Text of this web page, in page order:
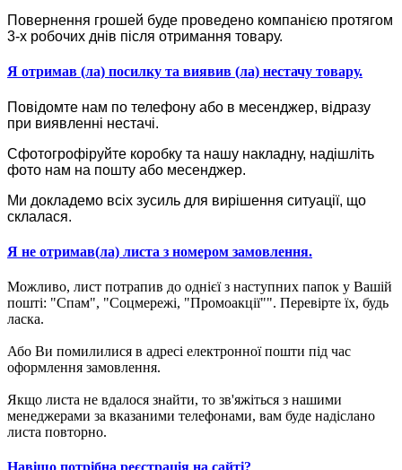
Повернення грошей буде проведено компанією протягом
3-х робочих днів після отримання товару.
Я отримав (ла) посилку та виявив (ла) нестачу товару.
Повідомте нам по телефону або в месенджер, відразу
при виявленні нестачі.
Сфотогрофіруйте коробку та нашу накладну, надішліть
фото нам на пошту або месенджер.
Ми докладемо всіх зусиль для вирішення ситуації, що
склалася.
Я не отримав(ла) листа з номером замовлення.
Можливо, лист потрапив до однієї з наступних папок у Вашій
пошті: "Спам", "Соцмережі, "Промоакції"". Перевірте їх, будь
ласка.
Або Ви помилилися в адресі електронної пошти під час
оформлення замовлення.
Якщо листа не вдалося знайти, то зв'яжіться з нашими
менеджерами за вказаними телефонами, вам буде надіслано
листа повторно.